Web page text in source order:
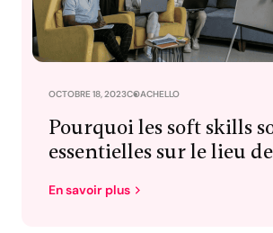
OCTOBRE 18, 2023COACHELLO
Pourquoi les soft skills
essentielles sur le lieu
En savoir plus